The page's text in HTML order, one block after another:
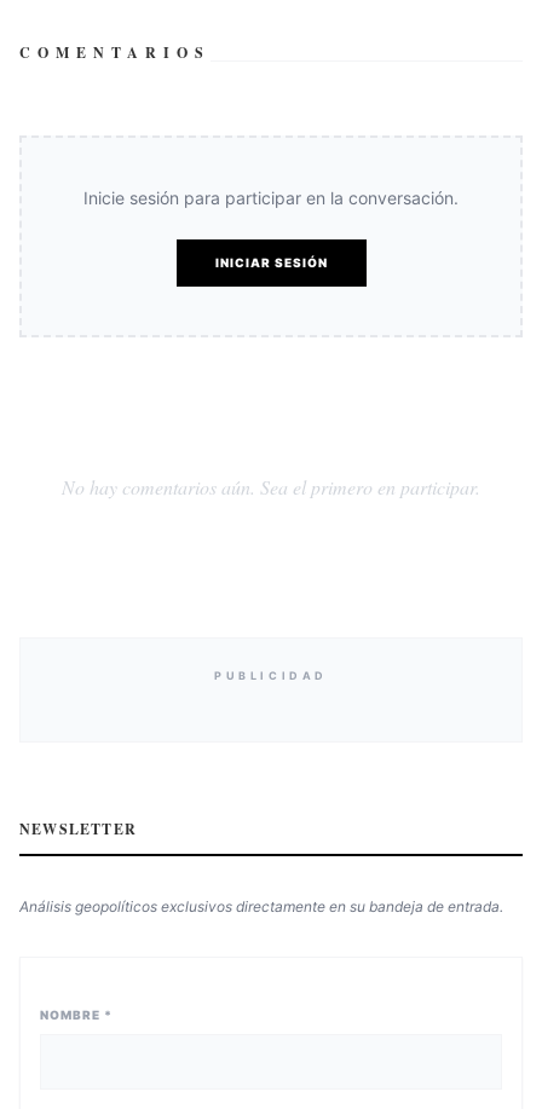
COMENTARIOS
Inicie sesión para participar en la conversación.
INICIAR SESIÓN
No hay comentarios aún. Sea el primero en participar.
PUBLICIDAD
NEWSLETTER
Análisis geopolíticos exclusivos directamente en su bandeja de entrada.
NOMBRE *